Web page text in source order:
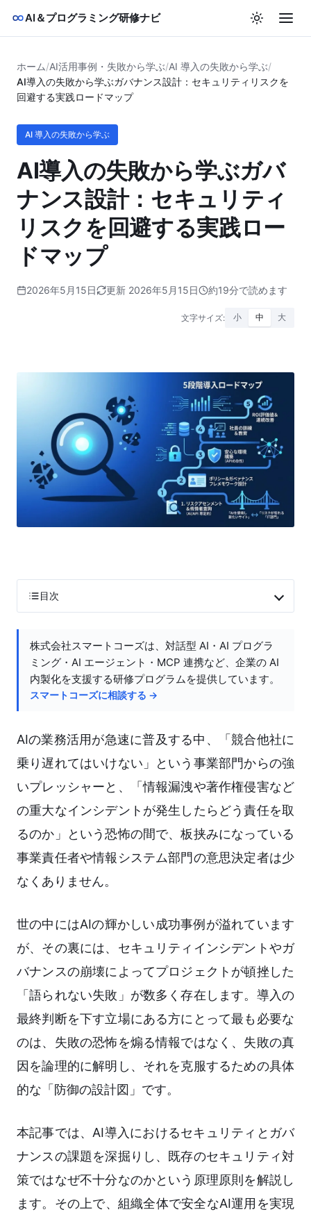
AI＆プログラミング研修ナビ
ホーム/AI活用事例・失敗から学ぶ/AI 導入の失敗から学ぶ/
AI導入の失敗から学ぶガバナンス設計：セキュリティリスクを
回避する実践ロードマップ
AI 導入の失敗から学ぶ
AI導入の失敗から学ぶガバ
ナンス設計：セキュリティ
リスクを回避する実践ロー
ドマップ
2026年5月15日 更新 2026年5月15日 約19分で読めます
文字サイズ: 小 中 大
目次
株式会社スマートコーズは、対話型 AI・AI プログラ
ミング・AI エージェント・MCP 連携など、企業の AI
内製化を支援する研修プログラムを提供しています。
スマートコーズに相談する →
AIの業務活用が急速に普及する中、「競合他社に
乗り遅れてはいけない」という事業部門からの強
いプレッシャーと、「情報漏洩や著作権侵害など
の重大なインシデントが発生したらどう責任を取
るのか」という恐怖の間で、板挟みになっている
事業責任者や情報システム部門の意思決定者は少
なくありません。
世の中にはAIの輝かしい成功事例が溢れています
が、その裏には、セキュリティインシデントやガ
バナンスの崩壊によってプロジェクトが頓挫した
「語られない失敗」が数多く存在します。導入の
最終判断を下す立場にある方にとって最も必要な
のは、失敗の恐怖を煽る情報ではなく、失敗の真
因を論理的に解明し、それを克服するための具体
的な「防御の設計図」です。
本記事では、AI導入におけるセキュリティとガバ
ナンスの課題を深掘りし、既存のセキュリティ対
策ではなぜ不十分なのかという原理原則を解説し
ます。その上で、組織全体で安全なAI運用を実現